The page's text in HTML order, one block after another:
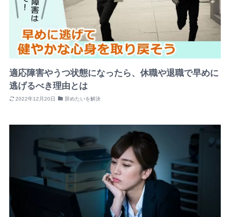
適応障害やうつ状態になったら、休職や退職で早めに
逃げるべき理由とは
2022年12月20日 辞めたいを解決